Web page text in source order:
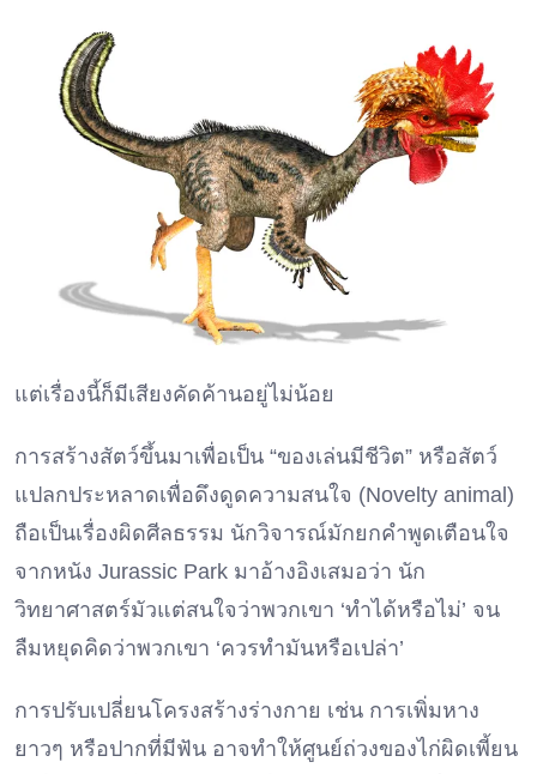
แต่เรื่องนี้ก็มีเสียงคัดค้านอยู่ไม่น้อย
การสร้างสัตว์ขึ้นมาเพื่อเป็น “ของเล่นมีชีวิต” หรือสัตว์
แปลกประหลาดเพื่อดึงดูดความสนใจ (Novelty animal)
ถือเป็นเรื่องผิดศีลธรรม นักวิจารณ์มักยกคำพูดเตือนใจ
จากหนัง Jurassic Park มาอ้างอิงเสมอว่า นัก
วิทยาศาสตร์มัวแต่สนใจว่าพวกเขา ‘ทำได้หรือไม่’ จน
ลืมหยุดคิดว่าพวกเขา ‘ควรทำมันหรือเปล่า’
การปรับเปลี่ยนโครงสร้างร่างกาย เช่น การเพิ่มหาง
ยาวๆ หรือปากที่มีฟัน อาจทำให้ศูนย์ถ่วงของไก่ผิดเพี้ยน